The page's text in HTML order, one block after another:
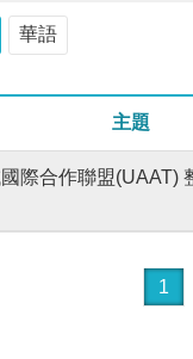
華語
主題
際合作聯盟(UAAT)
1